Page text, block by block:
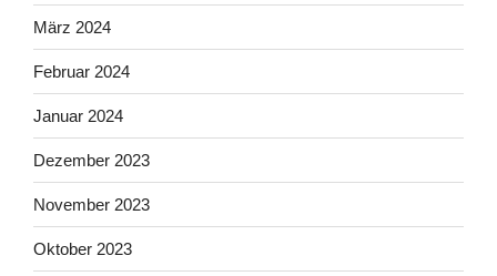
März 2024
Februar 2024
Januar 2024
Dezember 2023
November 2023
Oktober 2023